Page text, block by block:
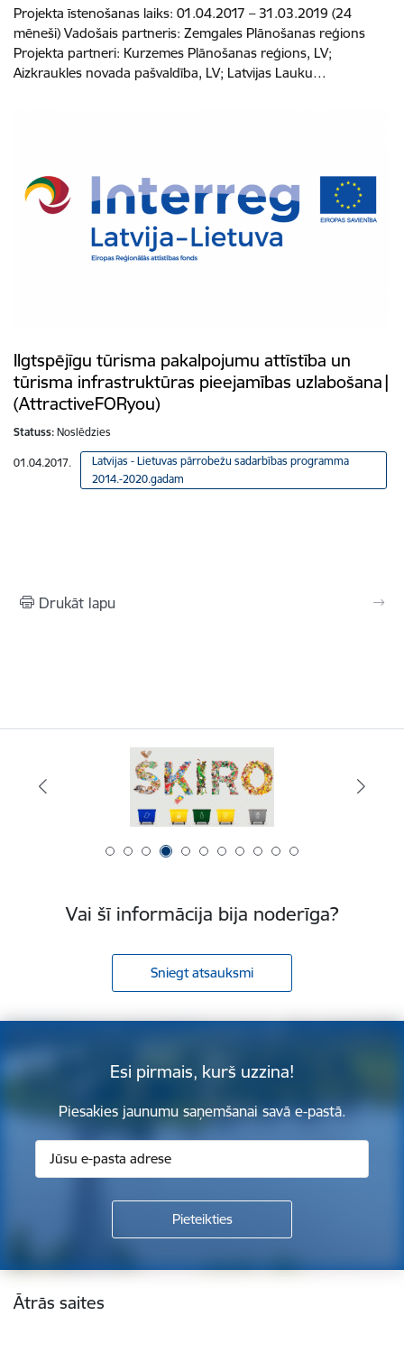
Projekta īstenošanas laiks: 01.04.2017 – 31.03.2019 (24
mēneši) Vadošais partneris: Zemgales Plānošanas reģions
Projekta partneri: Kurzemes Plānošanas reģions, LV;
Aizkraukles novada pašvaldība, LV; Latvijas Lauku…
Ilgtspējīgu tūrisma pakalpojumu attīstība un
tūrisma infrastruktūras pieejamības uzlabošana|
(AttractiveFORyou)
Statuss: Noslēdzies
01.04.2017.
Latvijas - Lietuvas pārrobežu sadarbības programma
2014.-2020.gadam
Drukāt lapu
Vai šī informācija bija noderīga?
Sniegt atsauksmi
Esi pirmais, kurš uzzina!
Piesakies jaunumu saņemšanai savā e-pastā.
Kājene
Ātrās saites